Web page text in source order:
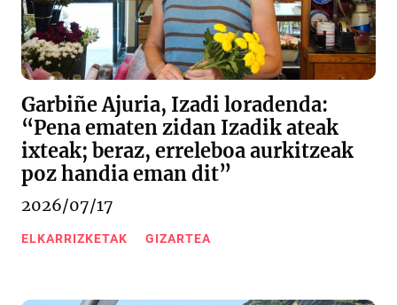
Garbiñe Ajuria, Izadi loradenda:
“Pena ematen zidan Izadik ateak
ixteak; beraz, erreleboa aurkitzeak
poz handia eman dit”
2026/07/17
ELKARRIZKETAK GIZARTEA